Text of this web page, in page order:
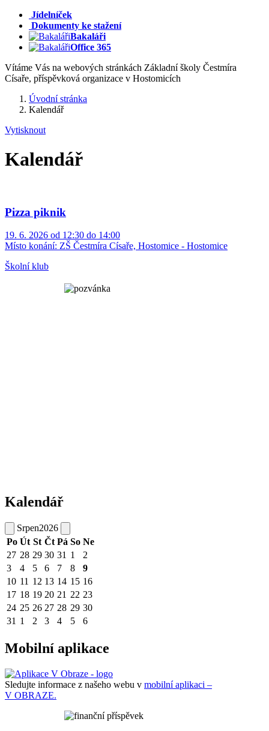
Jídelníček
Dokumenty ke stažení
Bakaláři
Office 365
Vítáme Vás na webových stránkách Základní školy Čestmíra
Císaře, příspěvková organizace v Hostomicích
Úvodní stránka
Kalendář
Vytisknout
Kalendář
Pizza piknik
19. 6. 2026 od 12:30 do 14:00
Místo konání: ZŠ Čestmíra Císaře, Hostomice - Hostomice
Školní klub
Kalendář
Srpen2026
Po Út St Čt Pá So Ne
27 28 29 30 31 1
2
3
4 5 6 7 8
9
10 11 12 13 14 15 16
17 18 19 20 21 22 23
24 25 26 27 28 29 30
31 1 2 3 4 5 6
Mobilní aplikace
Sledujte informace z našeho webu v mobilní aplikaci –
V OBRAZE.